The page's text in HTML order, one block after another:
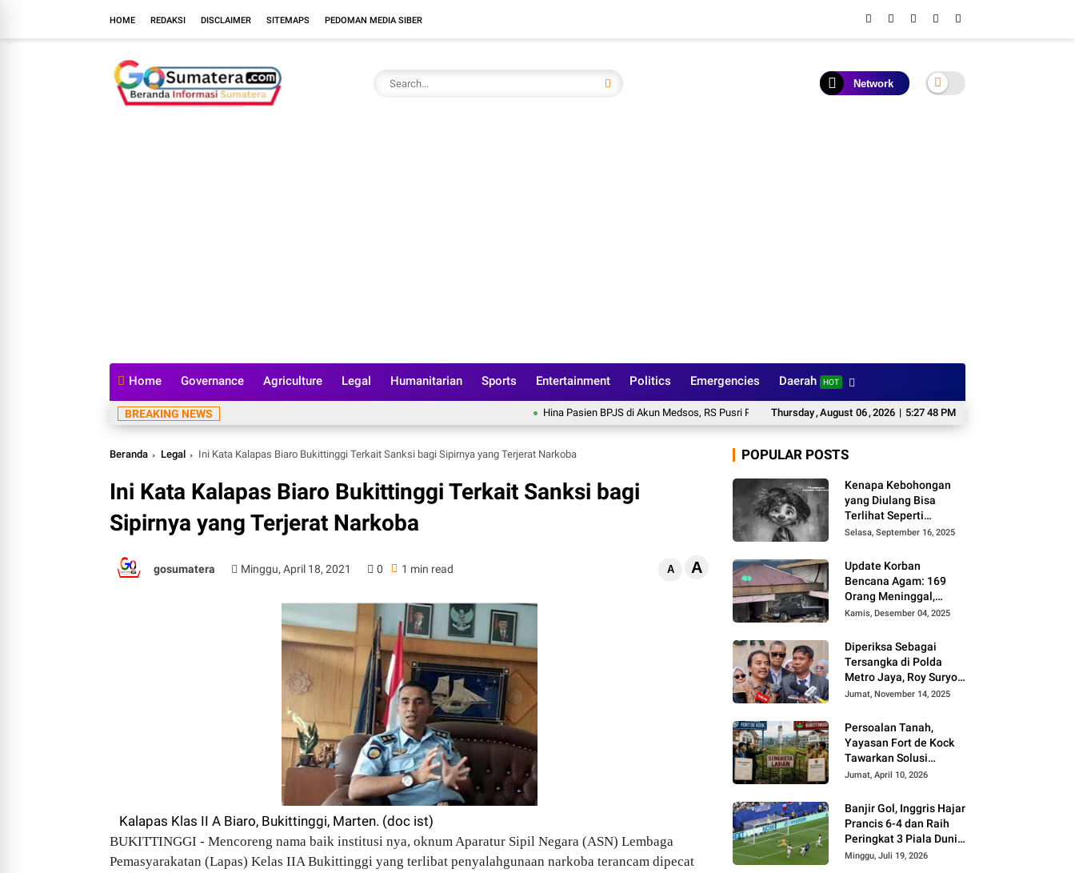
HOME REDAKSI DISCLAIMER SITEMAPS PEDOMAN MEDIA SIBER
Network
Home Governance Agriculture Legal Humanitarian Sports Entertainment Politics Emergencies Daerah HOT
Thursday,August 06,2026 | 5:27 48 PM
BREAKING NEWS Hina Pasien BPJS di Akun Medsos, RS Pusri Pecat Dokter Tamara Bareskrim Dampingi Pengungkapan Kasus
Beranda Legal Ini Kata Kalapas Biaro Bukittinggi Terkait Sanksi bagi Sipirnya yang Terjerat Narkoba
Ini Kata Kalapas Biaro Bukittinggi Terkait Sanksi bagi
Sipirnya yang Terjerat Narkoba
gosumatera Minggu, April 18, 2021 0 1 min read A A
Kalapas Klas II A Biaro, Bukittinggi, Marten. (doc ist)
BUKITTINGGI - Mencoreng nama baik institusi nya, oknum Aparatur Sipil Negara (ASN) Lembaga
Pemasyarakatan (Lapas) Kelas IIA Bukittinggi yang terlibat penyalahgunaan narkoba terancam dipecat
POPULAR POSTS
Kenapa Kebohongan
yang Diulang Bisa
Terlihat Seperti
Kebenaran, Ini
Selasa, September 16, 2025
Update Korban
Bencana Agam: 169
Orang Meninggal,
Belum Ditemukan 86
Kamis, Desember 04, 2025
Diperiksa Sebagai
Tersangka di Polda
Metro Jaya, Roy Suryo
Cs Tidak Ditahan
Jumat, November 14, 2025
Persoalan Tanah,
Yayasan Fort de Kock
Tawarkan Solusi
Alternatif Kepada
Jumat, April 10, 2026
Banjir Gol, Inggris Hajar
Prancis 6-4 dan Raih
Peringkat 3 Piala Dunia
2026
Minggu, Juli 19, 2026